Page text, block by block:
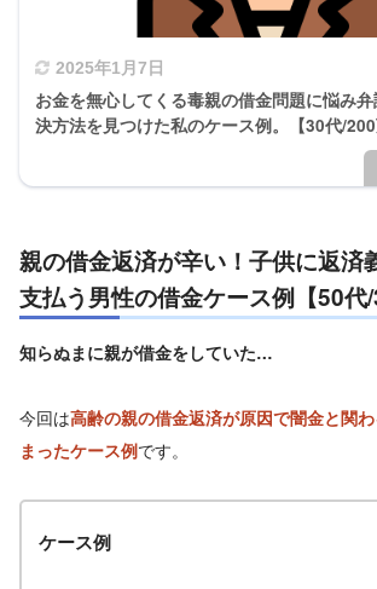
2025年1月7日
お金を無心してくる毒親の借金問題に悩み
決方法を見つけた私のケース例。【30代/200
親の借金返済が辛い！子供に返済
支払う男性の借金ケース例【50代/
知らぬまに親が借金をしていた…
今回は高齢の親の借金返済が原因で闇金と関
まったケース例です。
ケース例